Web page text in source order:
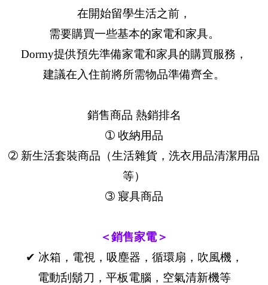
在開始留學生活之前，
需要購買一些基本的家電和家具。
Dormy提供預先準備家電和家具的購買服務，
建議在入住前將所需物品準備齊全。
銷售商品 熱銷排名
➀ 收納用品
➁ 新生活套裝商品（生活雜貨，洗衣用品清潔用品
等）
➂ 寢具商品
＜銷售家電＞
✔ 冰箱，電視，吸塵器，循環扇，吹風機，
電動刮鬍刀，平板電腦，空氣清新機等